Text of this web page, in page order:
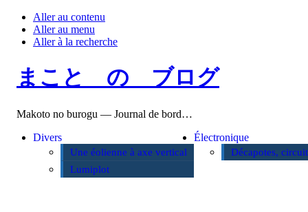
Aller au contenu
Aller au menu
Aller à la recherche
まこと の ブログ
Makoto no burogu — Journal de bord…
Divers
Une éolienne à axe vertical
Lumiplot
Électronique
Décapotes,